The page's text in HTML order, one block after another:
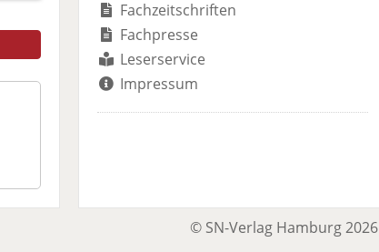
Fachzeitschriften
Fachpresse
Leserservice
Impressum
© SN-Verlag Hamburg 2026